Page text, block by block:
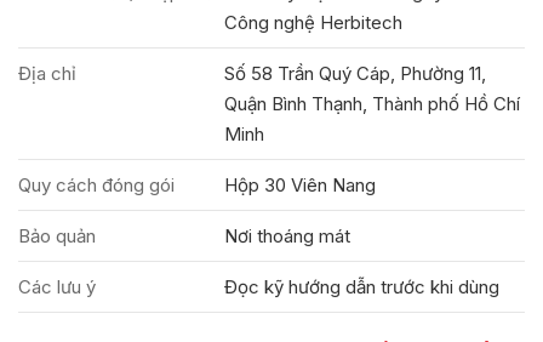
Công nghệ Herbitech
Địa chỉ
Số 58 Trần Quý Cáp, Phường 11,
Quận Bình Thạnh, Thành phố Hồ Chí
Minh
Quy cách đóng gói Hộp 30 Viên Nang
Bảo quản Nơi thoáng mát
Các lưu ý Đọc kỹ hướng dẫn trước khi dùng